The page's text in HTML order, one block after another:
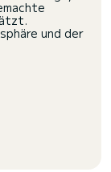
und der